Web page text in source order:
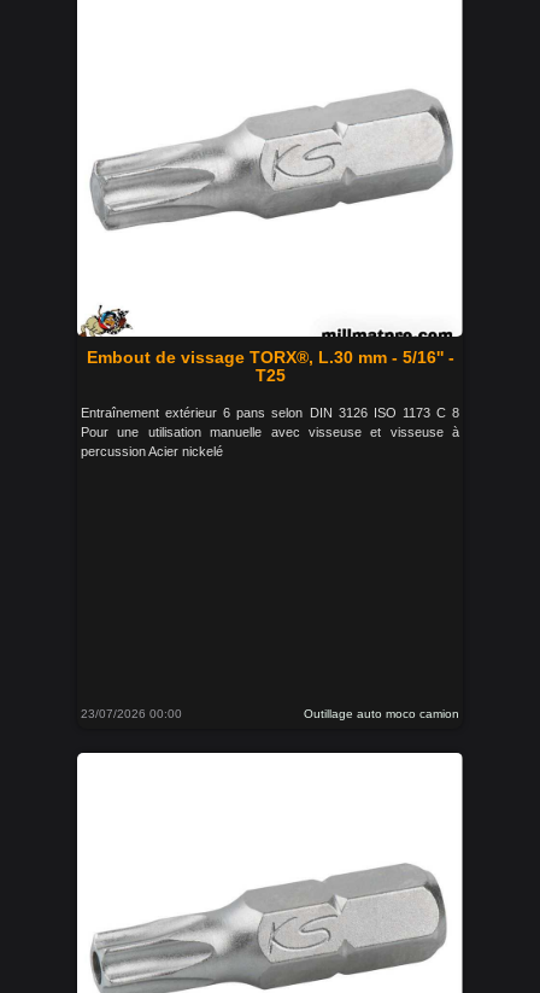
Embout de vissage TORX®, L.30 mm - 5/16'' -
T25
Entraînement extérieur 6 pans selon DIN 3126 ISO 1173 C 8
Pour une utilisation manuelle avec visseuse et visseuse à
percussion Acier nickelé
23/07/2026 00:00 Outillage auto moco camion